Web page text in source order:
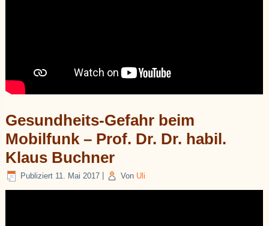
Gesundheits-Gefahr beim
Mobilfunk – Prof. Dr. Dr. habil.
Klaus Buchner
Publiziert 11. Mai 2017 Von Uli